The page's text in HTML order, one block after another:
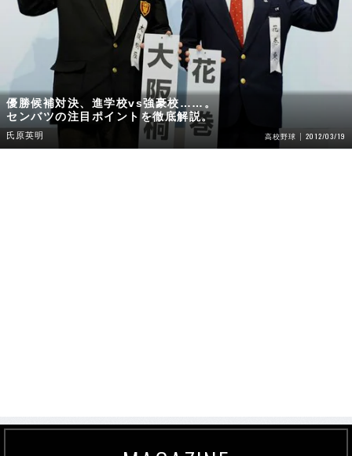
優勝候補対決、進学校vs強豪校……。
センバツの注目ポイントを徹底解説。
氏原英明 高校野球 2012/03/19